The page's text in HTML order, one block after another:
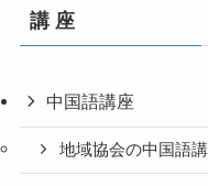
講 座
中国語講座
地域協会の中国語